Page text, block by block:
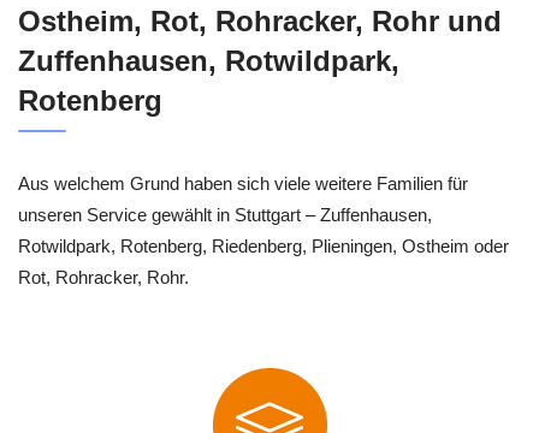
Ostheim, Rot, Rohracker, Rohr und
Zuffenhausen, Rotwildpark,
Rotenberg
Aus welchem Grund haben sich viele weitere Familien für
unseren Service gewählt in Stuttgart – Zuffenhausen,
Rotwildpark, Rotenberg, Riedenberg, Plieningen, Ostheim oder
Rot, Rohracker, Rohr.